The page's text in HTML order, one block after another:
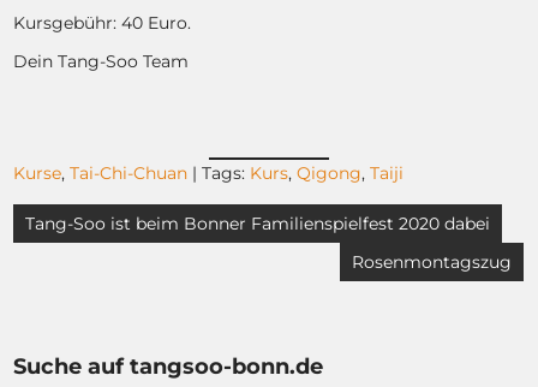
Kursgebühr: 40 Euro.
Dein Tang-Soo Team
Kurse,Tai-Chi-Chuan | Tags: Kurs,Qigong,Taiji
Beitragsnavigation
Tang-Soo ist beim Bonner Familienspielfest 2020 dabei
Rosenmontagszug
Suche auf tangsoo-bonn.de